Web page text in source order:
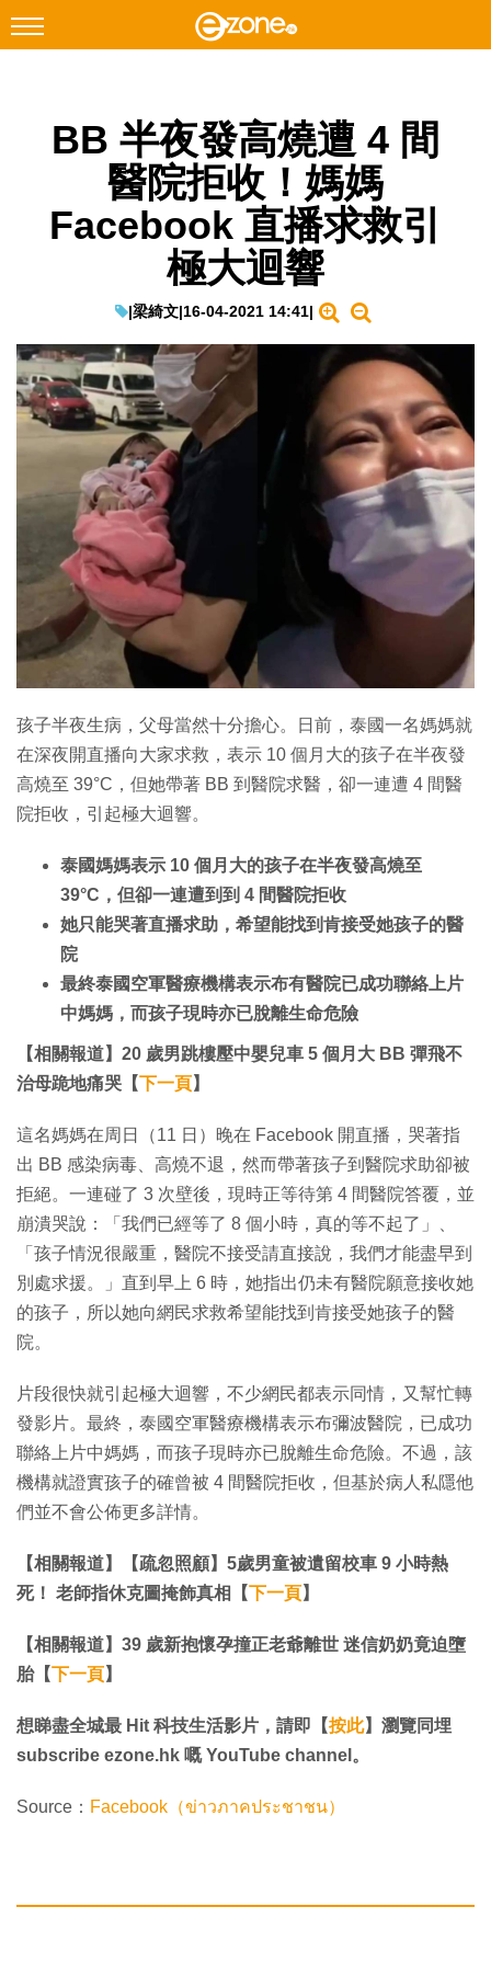
Facebook Instagram
網絡生活
EduTech
IT Times
生成式AI與雲端應用
Enterprise Digital Transformation
BB 半夜發高燒遭 4 間
醫院拒收！媽媽
Facebook 直播求救引
極大迴響
|梁綺文|16-04-2021 14:41|
孩子半夜生病，父母當然十分擔心。日前，泰國一名媽媽就
在深夜開直播向大家求救，表示 10 個月大的孩子在半夜發
高燒至 39°C，但她帶著 BB 到醫院求醫，卻一連遭 4 間醫
院拒收，引起極大迴響。
泰國媽媽表示 10 個月大的孩子在半夜發高燒至
39°C，但卻一連遭到到 4 間醫院拒收
她只能哭著直播求助，希望能找到肯接受她孩子的醫
院
最終泰國空軍醫療機構表示布有醫院已成功聯絡上片
中媽媽，而孩子現時亦已脫離生命危險
【相關報道】20 歲男跳樓壓中嬰兒車 5 個月大 BB 彈飛不
治母跪地痛哭【下一頁】
這名媽媽在周日（11 日）晚在 Facebook 開直播，哭著指
出 BB 感染病毒、高燒不退，然而帶著孩子到醫院求助卻被
拒絕。一連碰了 3 次壁後，現時正等待第 4 間醫院答覆，並
崩潰哭說：「我們已經等了 8 個小時，真的等不起了」、
「孩子情況很嚴重，醫院不接受請直接說，我們才能盡早到
別處求援。」直到早上 6 時，她指出仍未有醫院願意接收她
的孩子，所以她向網民求救希望能找到肯接受她孩子的醫
院。
片段很快就引起極大迴響，不少網民都表示同情，又幫忙轉
發影片。最終，泰國空軍醫療機構表示布彌波醫院，已成功
聯絡上片中媽媽，而孩子現時亦已脫離生命危險。不過，該
機構就證實孩子的確曾被 4 間醫院拒收，但基於病人私隱他
們並不會公佈更多詳情。
【相關報道】【疏忽照顧】5歲男童被遺留校車 9 小時熱
死！ 老師指休克圖掩飾真相【下一頁】
【相關報道】39 歲新抱懷孕撞正老爺離世 迷信奶奶竟迫墮
胎【下一頁】
想睇盡全城最 Hit 科技生活影片，請即【按此】瀏覽同埋
subscribe ezone.hk 嘅 YouTube channel。
Source： Facebook（ข่าวภาคประชาชน）